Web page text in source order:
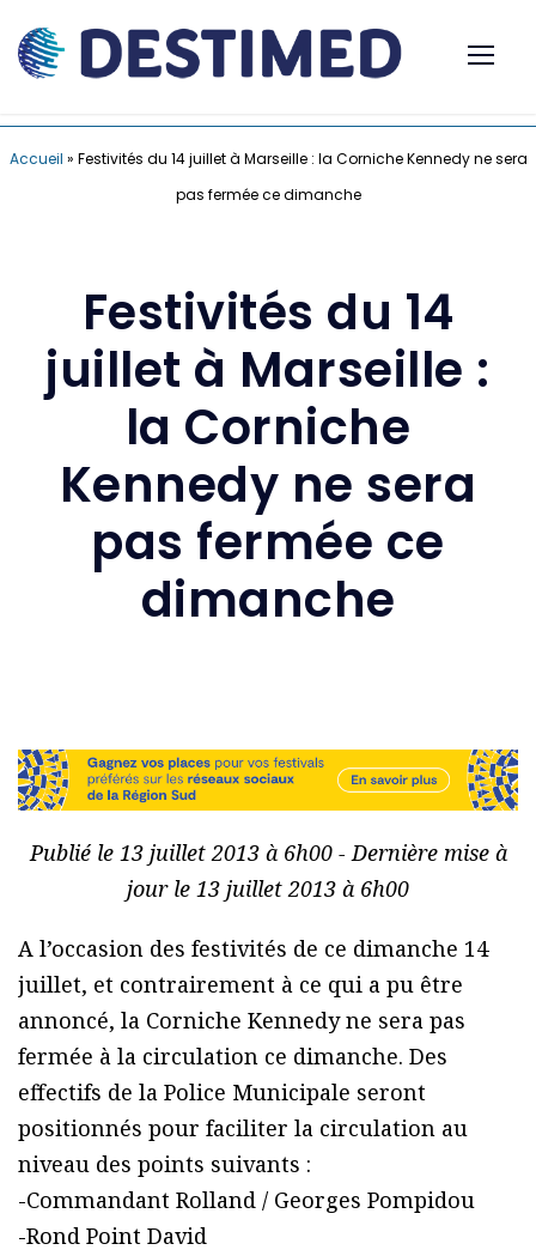
Accueil » Festivités du 14 juillet à Marseille : la Corniche Kennedy ne sera
pas fermée ce dimanche
Festivités du 14
juillet à Marseille :
la Corniche
Kennedy ne sera
pas fermée ce
dimanche
Publié le 13 juillet 2013 à 6h00 - Dernière mise à
jour le 13 juillet 2013 à 6h00
A l’occasion des festivités de ce dimanche 14
juillet, et contrairement à ce qui a pu être
annoncé, la Corniche Kennedy ne sera pas
fermée à la circulation ce dimanche. Des
effectifs de la Police Municipale seront
positionnés pour faciliter la circulation au
niveau des points suivants :
-Commandant Rolland / Georges Pompidou
-Rond Point David